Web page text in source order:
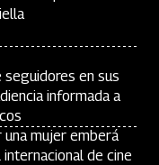
en sus
informada a
mujer emberá
de cine